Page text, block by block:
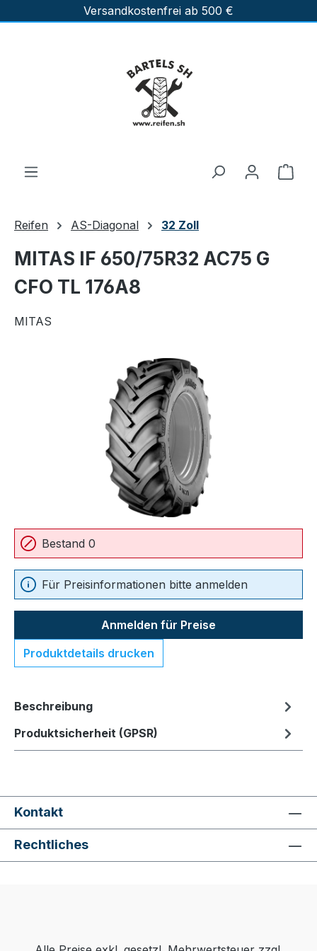
Zum Hauptinhalt springenVersandkostenfrei ab 500 €
Reifen AS-Diagonal 32 Zoll
MITAS IF 650/75R32 AC75 G
CFO TL 176A8
MITAS
Bildergalerie überspringen
Bestand 0
Für Preisinformationen bitte anmelden
Anmelden für Preise
Produktdetails drucken
Beschreibung
Produktsicherheit (GPSR)
Kontakt
Rechtliches